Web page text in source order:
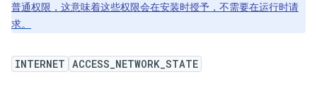
普通权限，这意味着这些权限会在安装时授予，不需要在运行时请
求。
INTERNET ACCESS_NETWORK_STATE